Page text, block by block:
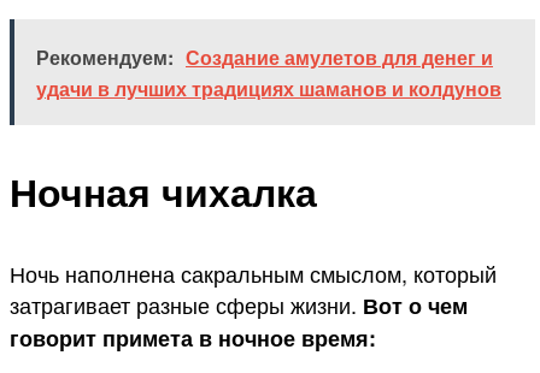
Рекомендуем: Создание амулетов для денег и
удачи в лучших традициях шаманов и колдунов
Ночная чихалка
Ночь наполнена сакральным смыслом, который
затрагивает разные сферы жизни. Вот о чем
говорит примета в ночное время: